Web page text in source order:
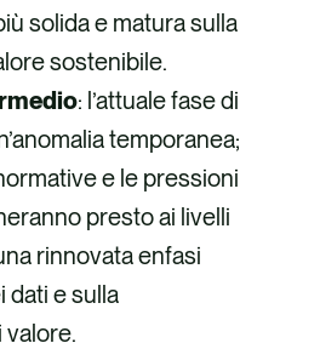
solida e matura sulla
sostenibile.
: l’attuale fase di
temporanea;
e le pressioni
presto ai livelli
rinnovata enfasi
dati e sulla
valore.